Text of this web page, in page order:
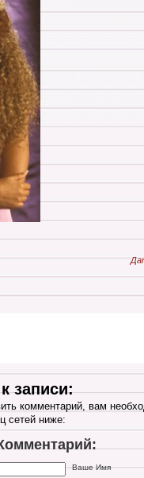
записи:
комментарий, вам
сетей ниже:
Ваше Имя